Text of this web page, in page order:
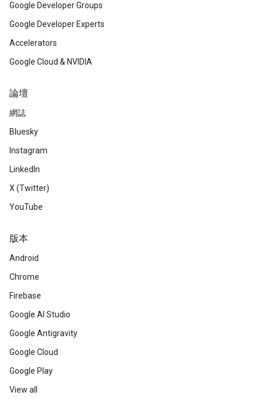
Google Developer Groups
Google Developer Experts
Accelerators
Google Cloud & NVIDIA
論壇
網誌
Bluesky
Instagram
LinkedIn
X (Twitter)
YouTube
版本
Android
Chrome
Firebase
Google AI Studio
Google Antigravity
Google Cloud
Google Play
View all